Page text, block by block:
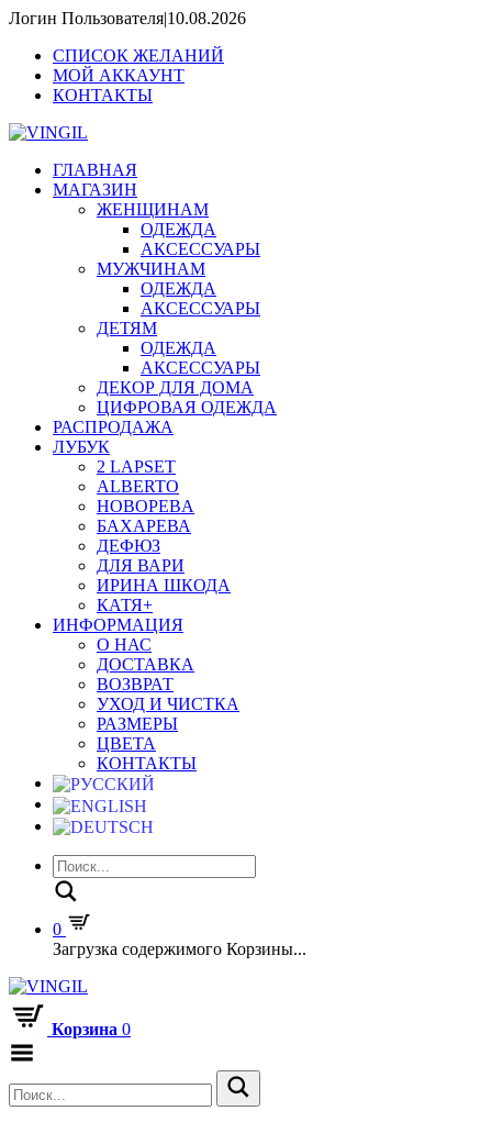
Логин Пользователя|10.08.2026
CПИСОК ЖЕЛАНИЙ
МОЙ АККАУНТ
КОНТАКТЫ
ГЛАВНАЯ
МАГАЗИН
ЖЕНЩИНАМ
ОДЕЖДА
АКСЕССУАРЫ
МУЖЧИНАМ
ОДЕЖДА
АКСЕССУАРЫ
ДЕТЯМ
ОДЕЖДА
АКСЕССУАРЫ
ДЕКОР ДЛЯ ДОМА
ЦИФРОВАЯ ОДЕЖДА
РАСПРОДАЖА
ЛУБУК
2 LAPSET
ALBERTO
HOBOPEBA
БАХАРЕВА
ДЕФЮЗ
ДЛЯ ВАРИ
ИРИНА ШКОДА
КАТЯ+
ИНФОРМАЦИЯ
О НАС
ДОСТАВКА
ВОЗВРАТ
УХОД И ЧИСТКА
РАЗМЕРЫ
ЦВЕТА
КОНТАКТЫ
0
Загрузка содержимого Корзины...
Корзина 0